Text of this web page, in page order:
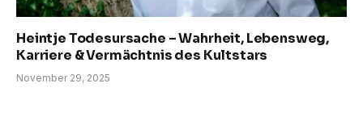
Heintje Todesursache – Wahrheit, Lebensweg,
Karriere & Vermächtnis des Kultstars
November 29, 2025